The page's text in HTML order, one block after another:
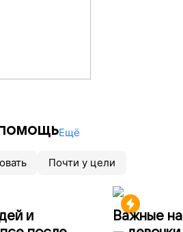
Ещё
Почти у цели
и
Важные